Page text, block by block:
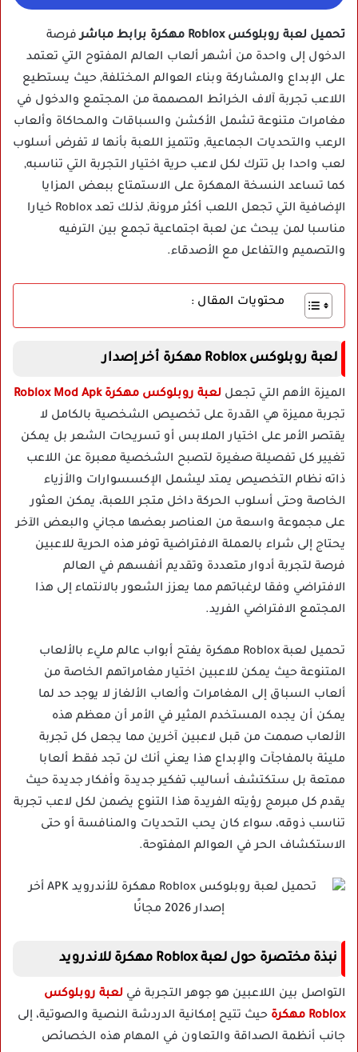
تحميل لعبة روبلوكس Roblox مهكرة برابط مباشر
فرصة
الدخول إلى واحدة من أشهر ألعاب العالم المفتوح التي تعتمد
على الإبداع والمشاركة وبناء العوالم المختلفة, حيث يستطيع
اللاعب تجربة آلاف الخرائط المصممة من المجتمع والدخول في
مغامرات متنوعة تشمل الأكشن والسباقات والمحاكاة وألعاب
الرعب والتحديات الجماعية, وتتميز اللعبة بأنها لا تفرض أسلوب
لعب واحدا بل تترك لكل لاعب حرية اختيار التجربة التي تناسبه,
كما تساعد النسخة المهكرة على الاستمتاع ببعض المزايا
الإضافية التي تجعل اللعب أكثر مرونة, لذلك تعد Roblox خيارا
مناسبا لمن يبحث عن لعبة اجتماعية تجمع بين الترفيه
والتصميم والتفاعل مع الأصدقاء.
محتويات المقال :
لعبة روبلوكس Roblox مهكرة أخر إصدار
الميزة الأهم التي تجعل لعبة روبلوكس مهكرة Roblox Mod Apk
تجربة مميزة هي القدرة على تخصيص الشخصية بالكامل لا
يقتصر الأمر على اختيار الملابس أو تسريحات الشعر بل يمكن
تغيير كل تفصيلة صغيرة لتصبح الشخصية معبرة عن اللاعب
ذاته نظام التخصيص يمتد ليشمل الإكسسوارات والأزياء
الخاصة وحتى أسلوب الحركة داخل متجر اللعبة، يمكن العثور
على مجموعة واسعة من العناصر بعضها مجاني والبعض الآخر
يحتاج إلى شراء بالعملة الافتراضية توفر هذه الحرية للاعبين
فرصة لتجربة أدوار متعددة وتقديم أنفسهم في العالم
الافتراضي وفقا لرغباتهم مما يعزز الشعور بالانتماء إلى هذا
المجتمع الافتراضي الفريد.
تحميل لعبة Roblox مهكرة يفتح أبواب عالم مليء بالألعاب
المتنوعة حيث يمكن للاعبين اختيار مغامراتهم الخاصة من
ألعاب السباق إلى المغامرات وألعاب الألغاز لا يوجد حد لما
يمكن أن يجده المستخدم المثير في الأمر أن معظم هذه
الألعاب صممت من قبل لاعبين آخرين مما يجعل كل تجربة
مليئة بالمفاجآت والإبداع هذا يعني أنك لن تجد فقط ألعابا
ممتعة بل ستكتشف أساليب تفكير جديدة وأفكار جديدة حيث
يقدم كل مبرمج رؤيته الفريدة هذا التنوع يضمن لكل لاعب تجربة
تناسب ذوقه، سواء كان يحب التحديات والمنافسة أو حتى
الاستكشاف الحر في العوالم المفتوحة.
نبذة مختصرة حول لعبة Roblox مهكرة للاندرويد
التواصل بين اللاعبين هو جوهر التجربة في لعبة روبلوكس
Roblox مهكرة
حيث تتيح إمكانية الدردشة النصية والصوتية، إلى
جانب أنظمة الصداقة والتعاون في المهام هذه الخصائص